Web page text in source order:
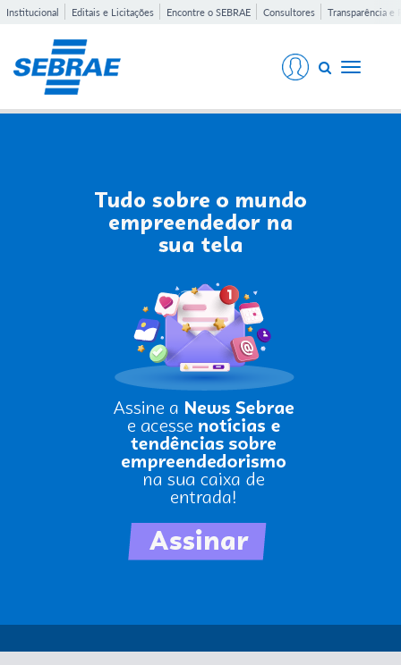
Institucional Editais e Licitações Encontre o SEBRAE Consultores Transparência e
Toggle